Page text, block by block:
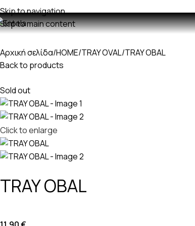
Skip to navigation
Skip to main content
μεταφορικά με παραγγελίες άνω των 60€
Αρχική σελίδα HOME TRAY OVAL TRAY OBAL
Back to products
Sold out
Click to enlarge
TRAY OBAL